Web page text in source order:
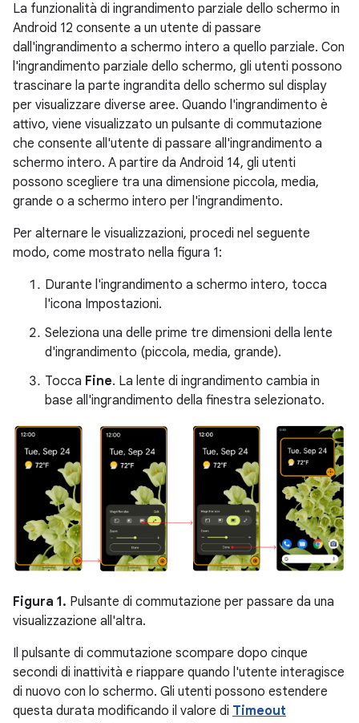
La funzionalità di ingrandimento parziale dello schermo in
Android 12 consente a un utente di passare
dall'ingrandimento a schermo intero a quello parziale. Con
l'ingrandimento parziale dello schermo, gli utenti possono
trascinare la parte ingrandita dello schermo sul display
per visualizzare diverse aree. Quando l'ingrandimento è
attivo, viene visualizzato un pulsante di commutazione
che consente all'utente di passare all'ingrandimento a
schermo intero. A partire da Android 14, gli utenti
possono scegliere tra una dimensione piccola, media,
grande o a schermo intero per l'ingrandimento.
Per alternare le visualizzazioni, procedi nel seguente
modo, come mostrato nella figura 1:
Durante l'ingrandimento a schermo intero, tocca
l'icona Impostazioni.
Seleziona una delle prime tre dimensioni della lente
d'ingrandimento (piccola, media, grande).
Tocca Fine. La lente di ingrandimento cambia in
base all'ingrandimento della finestra selezionato.
Figura 1. Pulsante di commutazione per passare da una
visualizzazione all'altra.
Il pulsante di commutazione scompare dopo cinque
secondi di inattività e riappare quando l'utente interagisce
di nuovo con lo schermo. Gli utenti possono estendere
questa durata modificando il valore di Timeout